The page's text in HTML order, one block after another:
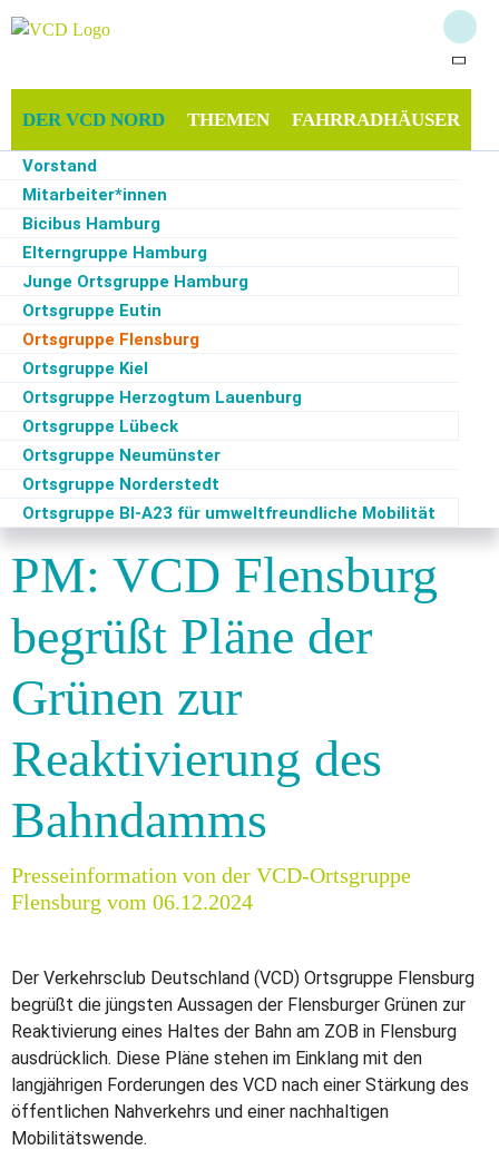
DER VCD NORD
Vorstand
Mitarbeiter*innen
Bicibus Hamburg
Elterngruppe Hamburg
Junge Ortsgruppe Hamburg
Ortsgruppe Eutin
Ortsgruppe Flensburg
Ortsgruppe Kiel
Ortsgruppe Herzogtum Lauenburg
Ortsgruppe Lübeck
Ortsgruppe Neumünster
Ortsgruppe Norderstedt
Ortsgruppe BI-A23 für umweltfreundliche Mobilität
THEMEN FAHRRADHÄUSER
Start·Der VCD Nord·Ortsgruppe Flensburg
der Grünen zur Reaktivierung des Bahndamms
09.12.2024
Ortsgruppe Flensburg, Bahn & Bus,
Pressemitteilung
Ortsgruppe Flensburg
PM: VCD Flensburg
begrüßt Pläne der
Grünen zur
Reaktivierung des
Bahndamms
Presseinformation von der VCD-Ortsgruppe
Flensburg vom 06.12.2024
Der Verkehrsclub Deutschland (VCD) Ortsgruppe Flensburg
begrüßt die jüngsten Aussagen der Flensburger Grünen zur
Reaktivierung eines Haltes der Bahn am ZOB in Flensburg
ausdrücklich. Diese Pläne stehen im Einklang mit den
langjährigen Forderungen des VCD nach einer Stärkung des
öffentlichen Nahverkehrs und einer nachhaltigen
Mobilitätswende.